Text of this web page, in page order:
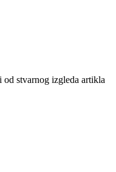
stvarnog izgleda artikla